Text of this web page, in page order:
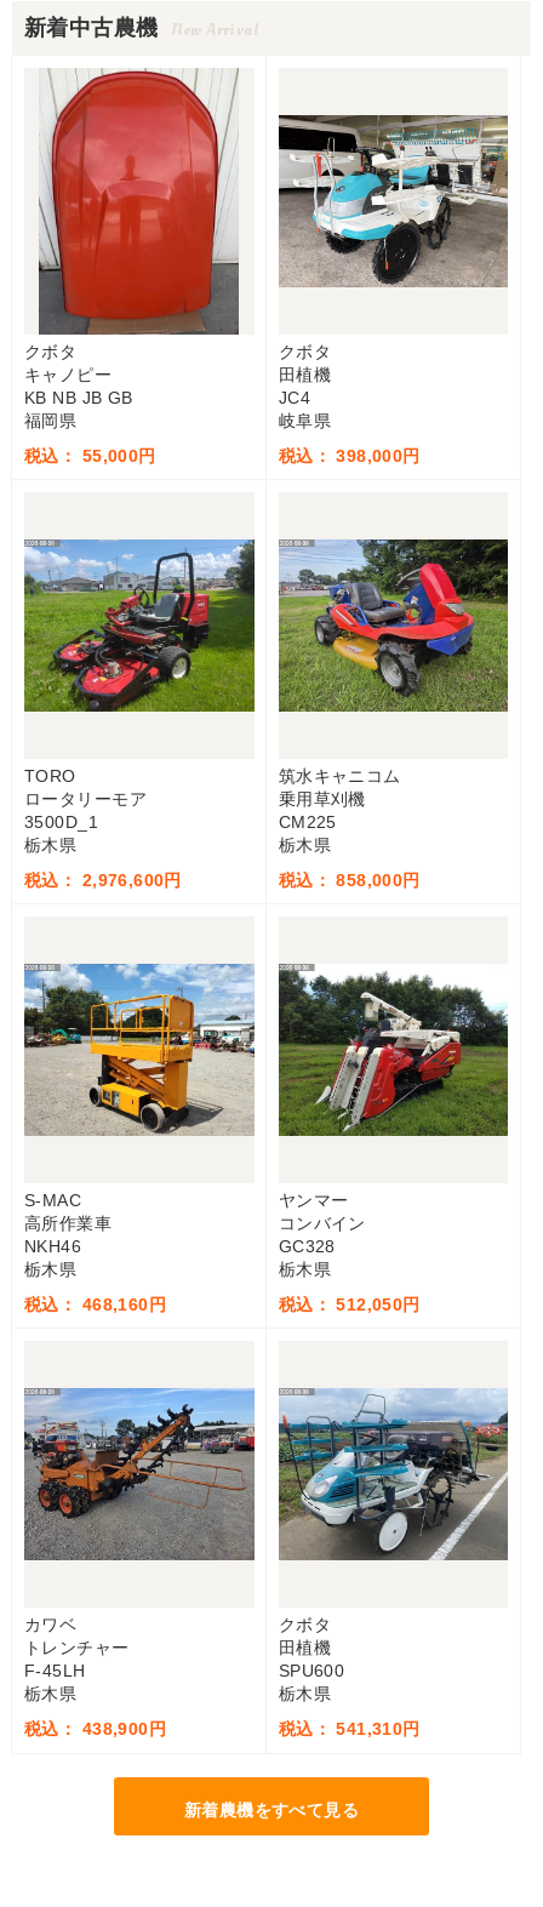
新着中古農機 New Arrival
クボタ
キャノピー
KB NB JB GB
福岡県
税込： 55,000円
クボタ
田植機
JC4
岐阜県
税込： 398,000円
TORO
ロータリーモア
3500D_1
栃木県
税込： 2,976,600円
筑水キャニコム
乗用草刈機
CM225
栃木県
税込： 858,000円
S-MAC
高所作業車
NKH46
栃木県
税込： 468,160円
ヤンマー
コンバイン
GC328
栃木県
税込： 512,050円
カワベ
トレンチャー
F-45LH
栃木県
税込： 438,900円
クボタ
田植機
SPU600
栃木県
税込： 541,310円
新着農機をすべて見る